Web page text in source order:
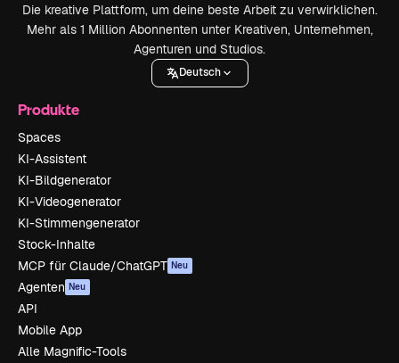
Die kreative Plattform, um deine beste Arbeit zu verwirklichen.
Mehr als 1 Million Abonnenten unter Kreativen, Unternehmen,
Agenturen und Studios.
Deutsch
Produkte
Spaces
KI-Assistent
KI-Bildgenerator
KI-Videogenerator
KI-Stimmengenerator
Stock-Inhalte
MCP für Claude/ChatGPT Neu
Agenten Neu
API
Mobile App
Alle Magnific-Tools